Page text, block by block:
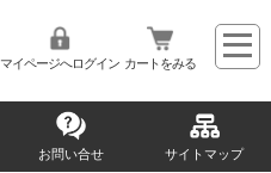
マイページへログイン カートをみる
お問い合せ サイトマップ